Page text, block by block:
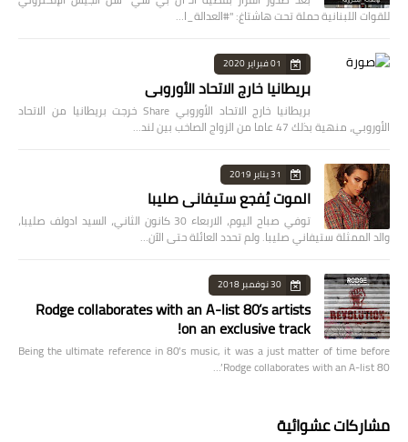
للقوات اللبنانية حملة تحت هاشتاغ: "#العدالة_ا…
01 فبراير 2020
بريطانيا خارج الاتحاد الأوروبي
بريطانيا خارج الاتحاد الأوروبي Share خرجت بريطانيا من الاتحاد
الأوروبي، منهية بذلك 47 عاما من الزواج الصاخب بين لند…
31 يناير 2019
الموت يُفجع ستيفاني صليبا
توفي صباح اليوم، الاربعاء 30 كانون الثاني، السيد ادولف صليبا،
والد الممثلة ستيفاني صليبا. ولم تحدد العائلة حتى الآن…
30 نوفمبر 2018
Rodge collaborates with an A-list 80’s artists
on an exclusive track!
Being the ultimate reference in 80’s music, it was a just matter of time before
Rodge collaborates with an A-list 80’…
مشاركات عشوائية